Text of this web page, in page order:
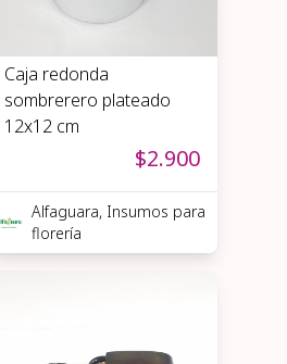
Caja redonda
sombrerero plateado
12x12 cm
$2.900
Alfaguara, Insumos para
florería